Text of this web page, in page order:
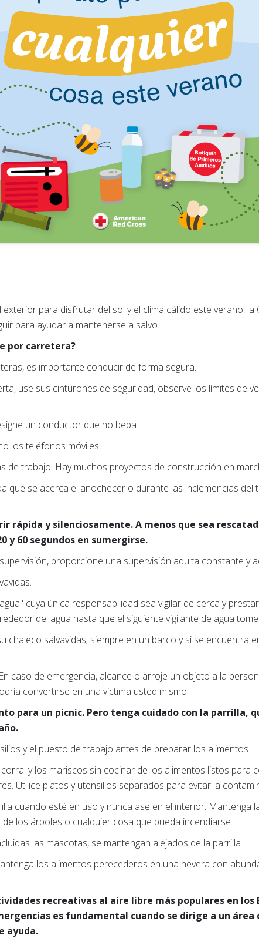
para disfrutar del sol y el clima cálido este verano, la
para ayudar a mantenerse a salvo.
por carretera?
es importante conducir de forma segura.
use sus cinturones de seguridad, observe los límites de
un conductor que no beba.
los teléfonos móviles.
de trabajo. Hay muchos proyectos de construcción en
que se acerca el anochecer o durante las inclemencias
rápida y silenciosamente. A menos que sea
y 60 segundos en sumergirse.
proporcione una supervisión adulta constante y
cuya única responsabilidad sea vigilar de cerca y
del agua hasta que el siguiente vigilante de agua
chaleco salvavidas; siempre en un barco y si se encuentra
caso de emergencia, alcance o arroje un objeto a la
convertirse en una víctima usted mismo.
para un picnic. Pero tenga cuidado con la parrilla,
y el puesto de trabajo antes de preparar los alimentos.
y los mariscos sin cocinar de los alimentos listos para
Utilice platos y utensilios separados para evitar la
cuando esté en uso y nunca ase en el interior. Mantenga
los árboles o cualquier cosa que pueda incendiarse.
las mascotas, se mantengan alejados de la parrilla.
los alimentos perecederos en una nevera con
recreativas al aire libre más populares en los
es fundamental cuando se dirige a un área
ayuda.